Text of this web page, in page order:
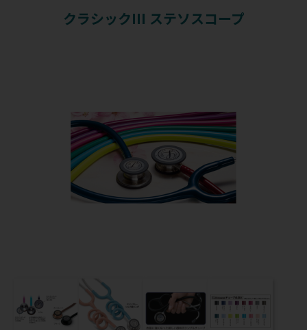
クラシックIII ステソスコープ